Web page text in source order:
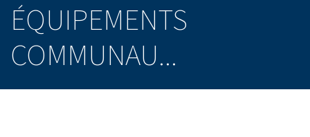
MÉDIA
ÉQUIPEMENTS
COMMUNAU...